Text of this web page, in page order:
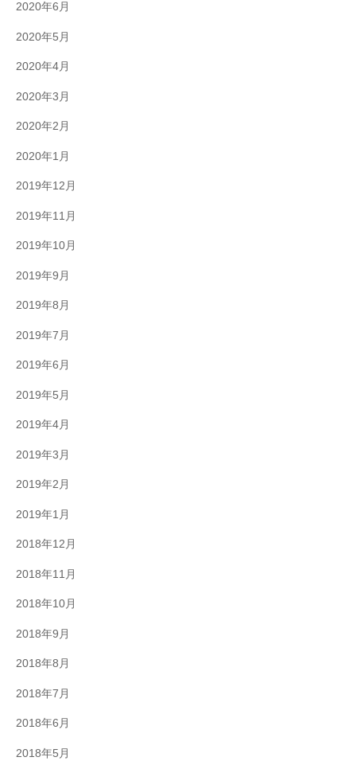
2020年6月
2020年5月
2020年4月
2020年3月
2020年2月
2020年1月
2019年12月
2019年11月
2019年10月
2019年9月
2019年8月
2019年7月
2019年6月
2019年5月
2019年4月
2019年3月
2019年2月
2019年1月
2018年12月
2018年11月
2018年10月
2018年9月
2018年8月
2018年7月
2018年6月
2018年5月